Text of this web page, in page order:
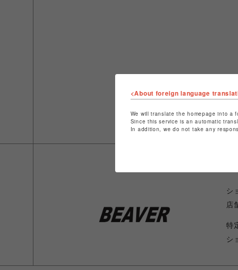
シ
店
特
シ
<About foreign language
We will translate the homepage into a
Since this service is an automatic
In addition, we do not take any